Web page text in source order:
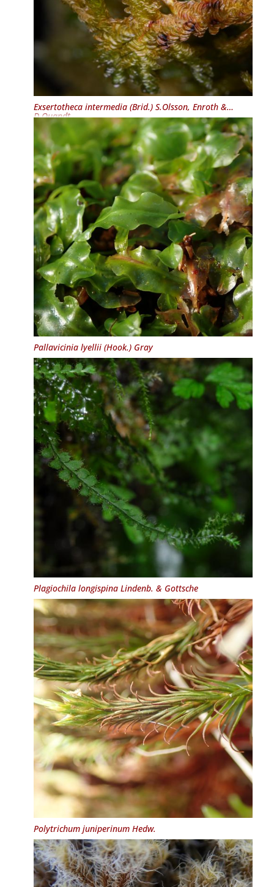
Exsertotheca intermedia(Brid.) S.Olsson, Enroth &
D.Quandt
Pallavicinia lyellii(Hook.) Gray
Plagiochila longispinaLindenb. & Gottsche
Polytrichum juniperinumHedw.